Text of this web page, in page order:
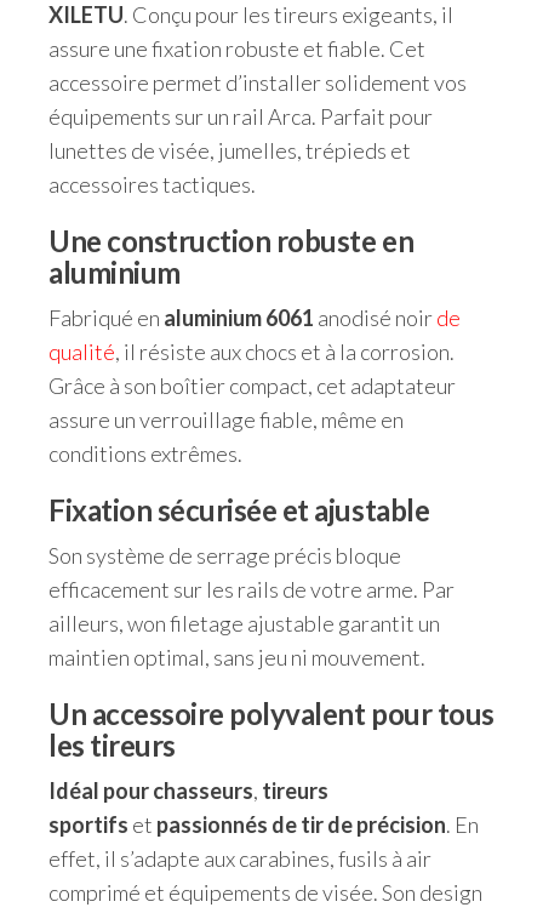
XILETU. Conçu pour les tireurs exigeants, il
assure une fixation robuste et fiable. Cet
accessoire permet d’installer solidement vos
équipements sur un rail Arca. Parfait pour
lunettes de visée, jumelles, trépieds et
accessoires tactiques.
Une construction robuste en
aluminium
Fabriqué en aluminium 6061 anodisé noirde
qualité, il résiste aux chocs et à la corrosion.
Grâce à son boîtier compact, cet adaptateur
assure un verrouillage fiable, même en
conditions extrêmes.
Fixation sécurisée et ajustable
Son système de serrage précis bloque
efficacement sur les rails de votre arme. Par
ailleurs, won filetage ajustable garantit un
maintien optimal, sans jeu ni mouvement.
Un accessoire polyvalent pour tous
les tireurs
Idéal pour chasseurs, tireurs
sportifs et passionnés de tir de précision. En
effet, il s’adapte aux carabines, fusils à air
comprimé et équipements de visée. Son design